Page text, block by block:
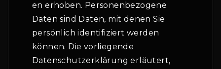
en erhoben. Personenbezogene
Daten sind Daten, mit denen Sie
persönlich identifiziert werden
können. Die vorliegende
Datenschutzerklärung erläutert,